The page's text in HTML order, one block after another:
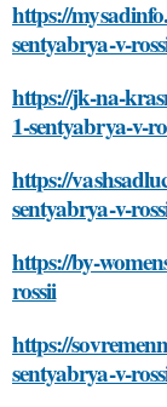
https://
sentyabrya-v-
https://jk-na-
1-sentyabrya-v-
https://
sentyabrya-v-
https://by-
rossii
https://
sentyabrya-v-